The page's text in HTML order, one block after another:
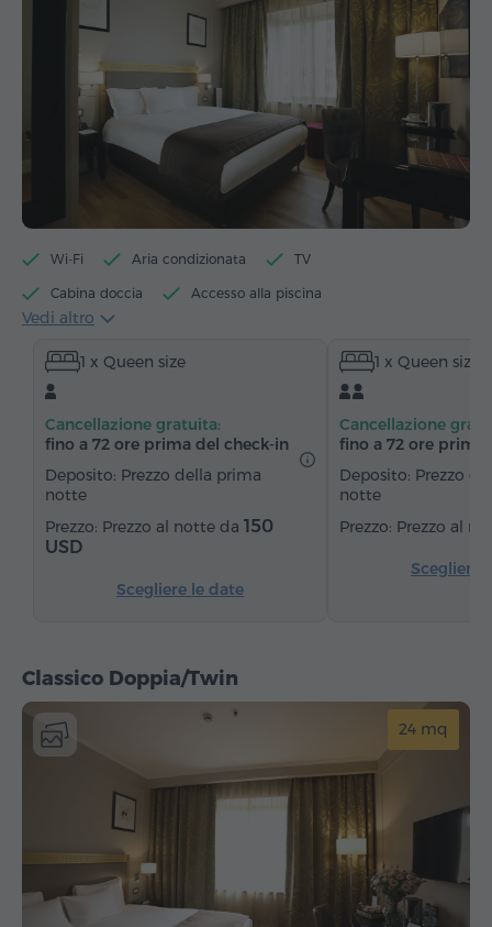
Wi-Fi Aria condizionata TV
Cabina doccia Accesso alla piscina
Accesso alla palestra
Bollitore elettrico Articoli da toeletta
Asciugamani Pantofole
Asciugacapelli Riscaldamento
Cassaforte Sveglia
Servizio sveglia Canali satellitari
Ferro da stiro con asse (su richiesta)
Vedi altro
1 x Queen size
Cancellazione gratuita:
fino a 72 ore prima del check‑in
Deposito: Prezzo della prima
notte
Prezzo al notte da 150
USD
Scegliere le date
1 x Queen size
Cancellazione
fino a 72 ore prima
Deposito: Prezzo
notte
Prezzo al
Scegliere
Classico Doppia/Twin
24 mq